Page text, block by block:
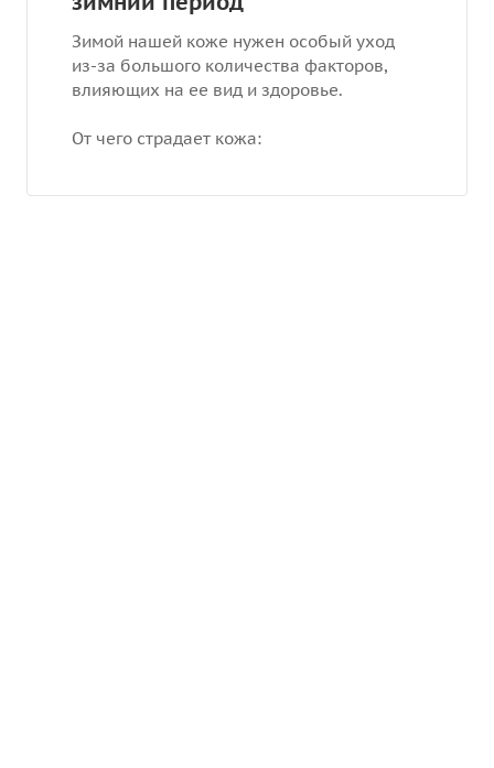
Зимой нашей коже нужен особый уход
из-за большого количества факторов,
влияющих на ее вид и здоровье.
От чего страдает кожа: